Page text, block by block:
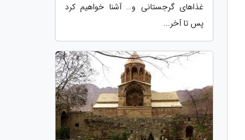
غذاهای گرجستانی و… آشنا خواهیم کرد
پس تا آخر...